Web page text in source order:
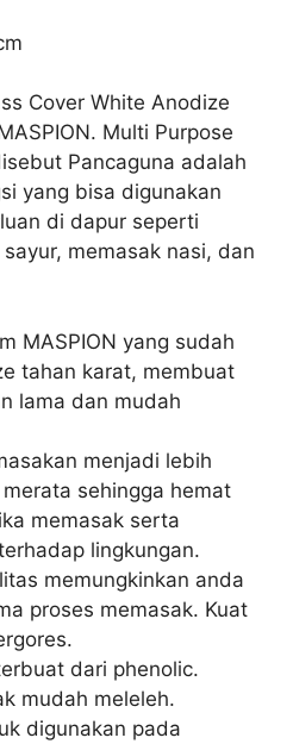
Cover White Anodize
Multi Purpose
Pancaguna adalah
yang bisa digunakan
di dapur seperti
memasak nasi, dan
MASPION yang sudah
tahan karat, membuat
lama dan mudah
menjadi lebih
sehingga hemat
memasak serta
lingkungan.
memungkinkan anda
proses memasak. Kuat
dari phenolic.
mudah meleleh.
digunakan pada